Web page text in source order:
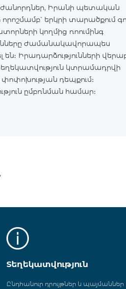
Իրանի պետական
երկրի տարածքում
կողմից ռոումինգ
ժամանակավորապես
Իրադարձությունների
կտրամադրվի
դեպքում։
ըմբռնման համար։
Տեղեկատվություն
Ընդհանուր դրույթներ և պայմաններ